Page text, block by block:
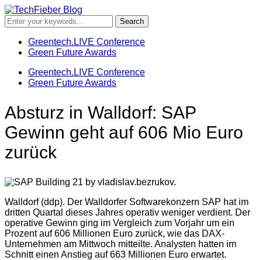
Greentech.LIVE Conference
Green Future Awards
Greentech.LIVE Conference
Green Future Awards
Absturz in Walldorf: SAP
Gewinn geht auf 606 Mio Euro
zurück
Walldorf (ddp). Der Walldorfer Softwarekonzern SAP hat im
dritten Quartal dieses Jahres operativ weniger verdient. Der
operative Gewinn ging im Vergleich zum Vorjahr um ein
Prozent auf 606 Millionen Euro zurück, wie das DAX-
Unternehmen am Mittwoch mitteilte. Analysten hatten im
Schnitt einen Anstieg auf 663 Millionen Euro erwartet.